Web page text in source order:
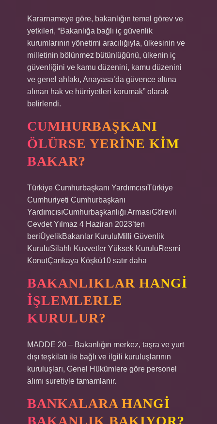
Kararnameye göre, bakanlığın temel görev ve
yetkileri, “Bakanlığa bağlı iç güvenlik
kurumlarının yönetimi aracılığıyla, ülkesinin ve
milletinin bölünmez bütünlüğünü, ülkenin iç
güvenliğini ve kamu düzenini, kamu düzenini
ve genel ahlakı, Anayasa’da güvence altına
alınan hak ve hürriyetleri korumak” olarak
belirlendi.
CUMHURBAŞKANI
ÖLÜRSE YERINE KIM
BAKAR?
Türkiye Cumhurbaşkanı YardımcısıTürkiye
Cumhuriyeti Cumhurbaşkanı
YardımcısıCumhurbaşkanlığı ArmasıGörevli
Cevdet Yılmaz 4 Haziran 2023’ten
beriÜyelikBakanlar KuruluMilli Güvenlik
KuruluSilahlı Kuvvetler Yüksek KuruluResmi
KonutÇankaya Köşkü10 satır daha
BAKANLIKLAR HANGI
IŞLEMLERLE
KURULUR?
MADDE 20 – Bakanlığın merkez, taşra ve yurt
dışı teşkilatı ile bağlı ve ilgili kuruluşlarının
kuruluşları, Genel Hükümlere göre personel
alımı suretiyle tamamlanır.
BANKALARA HANGI
BAKANLIK BAKIYOR?